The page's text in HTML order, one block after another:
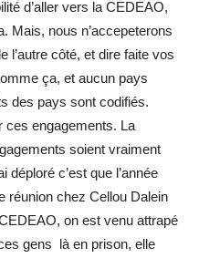
d’aller vers la CEDEAO,
Mais, nous n’accepeterons
l’autre côté, et dire faite vos
ça, et aucun pays
des pays sont codifiés.
ces engagements. La
soient vraiment
déploré c’est que l’année
réunion chez Cellou Dalein
on est venu attrapé
gens là en prison, elle